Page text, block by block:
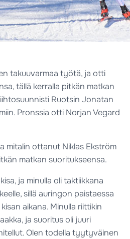
takuuvarmaa työtä, ja otti
tällä kerralla pitkän matkan
Ruotsin Jonatan
Pronssia otti Norjan Vegard
mitalin ottanut Niklas Ekström
matkan suoritukseensa.
ja minulla oli taktiikkana
sillä auringon paistaessa
aikana. Minulla riittikin
ja suoritus oli juuri
Olen todella tyytyväinen